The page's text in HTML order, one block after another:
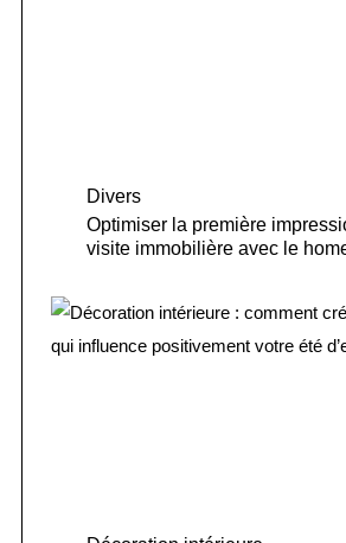
Divers
Optimiser la première
visite immobilière avec le